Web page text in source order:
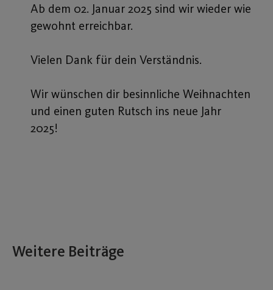
Ab dem 02. Januar 2025 sind wir wieder wie
gewohnt erreichbar.
Vielen Dank für dein Verständnis.
Wir wünschen dir besinnliche Weihnachten
und einen guten Rutsch ins neue Jahr
2025!
Weitere Beiträge